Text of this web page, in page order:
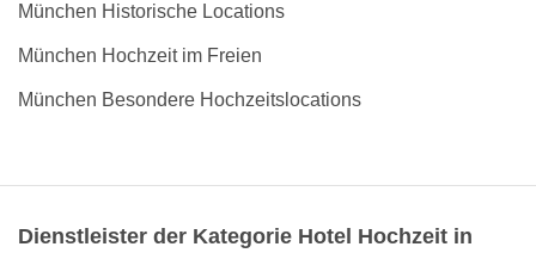
München Historische Locations
München Hochzeit im Freien
München Besondere Hochzeitslocations
Dienstleister der Kategorie Hotel Hochzeit in